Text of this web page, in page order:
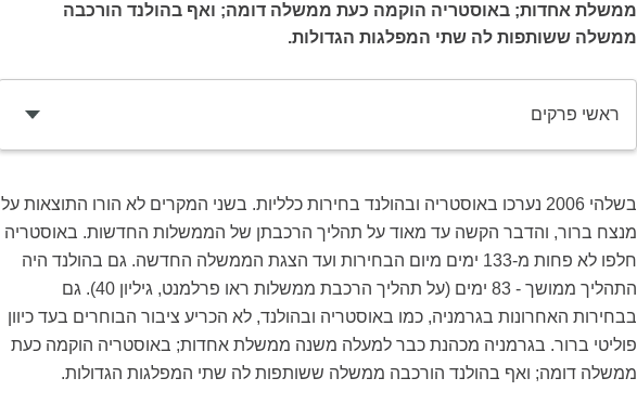
ממשלת אחדות; באוסטריה הוקמה כעת ממשלה דומה; ואף בהולנד הורכבה
ממשלה ששותפות לה שתי המפלגות הגדולות.
ראשי פרקים
בשלהי 2006 נערכו באוסטריה ובהולנד בחירות כלליות. בשני המקרים לא הורו התוצאות על
מנצח ברור, והדבר הקשה עד מאוד על תהליך הרכבתן של הממשלות החדשות. באוסטריה
חלפו לא פחות מ-133 ימים מיום הבחירות ועד הצגת הממשלה החדשה. גם בהולנד היה
התהליך ממושך - 83 ימים (על תהליך הרכבת ממשלות ראו פרלמנט, גיליון 40). גם
בבחירות האחרונות בגרמניה, כמו באוסטריה ובהולנד, לא הכריע ציבור הבוחרים בעד כיוון
פוליטי ברור. בגרמניה מכהנת כבר למעלה משנה ממשלת אחדות; באוסטריה הוקמה כעת
ממשלה דומה; ואף בהולנד הורכבה ממשלה ששותפות לה שתי המפלגות הגדולות.